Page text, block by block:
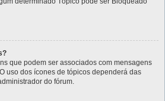
que podem ser associados com mensagens
uso dos ícones de tópicos dependerá das
do fórum.